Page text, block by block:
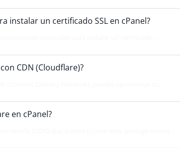
instalar un certificado SSL en cPanel?
CDN (Cloudflare)?
en cPanel?